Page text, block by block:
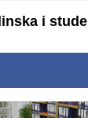
i
Početna